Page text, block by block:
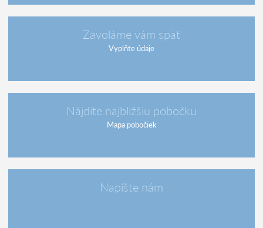
Zavoláme vám späť
Vyplňte údaje
Nájdite najbližšiu pobočku
Mapa pobočiek
Napíšte nám